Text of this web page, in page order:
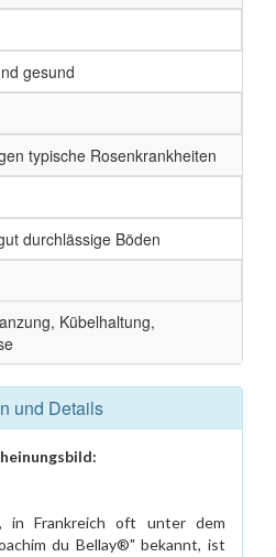
gesund
typische Rosenkrankheiten
durchlässige Böden
Kübelhaltung,
und Details
in Frankreich oft unter dem
du Bellay®" bekannt, ist